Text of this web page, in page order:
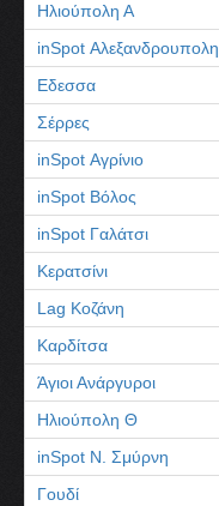
Ηλιούπολη Α
inSpot Αλεξανδρουπολη
Εδεσσα
Σέρρες
inSpot Αγρίνιο
inSpot Βόλος
inSpot Γαλάτσι
Κερατσίνι
Lag Κοζάνη
Καρδίτσα
Άγιοι Ανάργυροι
Ηλιούπολη Θ
inSpot Ν. Σμύρνη
Γουδί